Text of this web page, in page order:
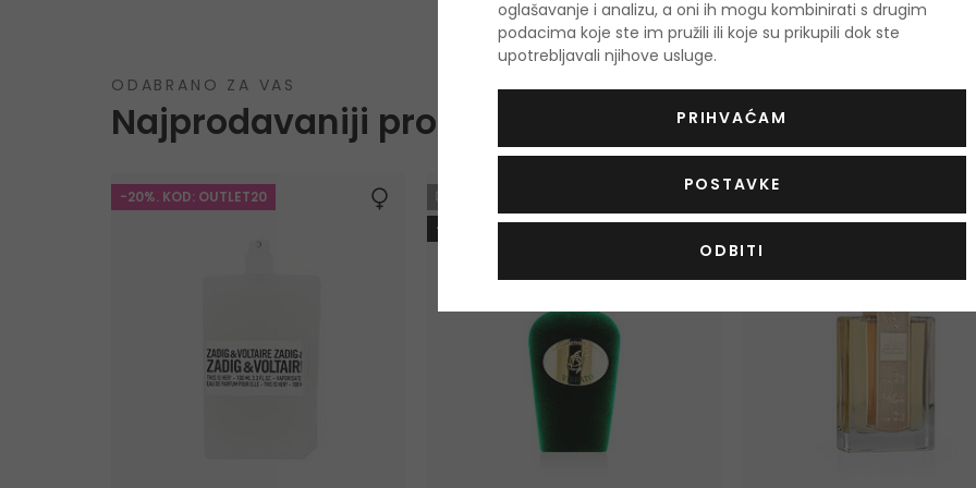
ODABRANO ZA VAS
Najprodavaniji proizvodi
-20%. KOD: OUTLET20
-10%. KOD: OUTLET10
oglašavanje i analizu, a oni ih mogu kombinirati s drugim
podacima koje ste im pružili ili koje su prikupili dok ste
upotrebljavali njihove usluge.
PRIHVAĆAM
POSTAVKE
ODBITI